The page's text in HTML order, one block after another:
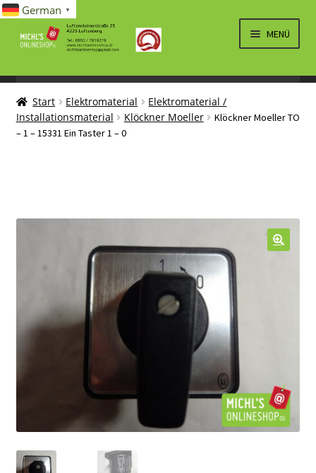
Navigation
Inhalt
MENÜ
SPIELWAREN/BAUSÄTZE
ÖFFNEN
ELEKTRO
ÖFFNEN
LÜFTUNG, HEIZUNG, KLIMA
ÖFFNEN
Start Elektromaterial
Elektromaterial /
Installationsmaterial
Klöckner Moeller
Klöckner Moeller TO
– 1 – 15331 Ein Taster 1 – 0
German ▼